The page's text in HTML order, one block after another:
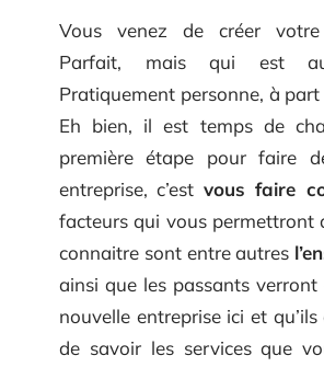
Vous venez de créer votre
Parfait, mais qui est au
Pratiquement personne, à part
Eh bien, il est temps de
première étape pour faire
entreprise, c’est vous faire
facteurs qui vous permettront
connaitre sont entre autres
ainsi que les passants verront
nouvelle entreprise ici et
de savoir les services que